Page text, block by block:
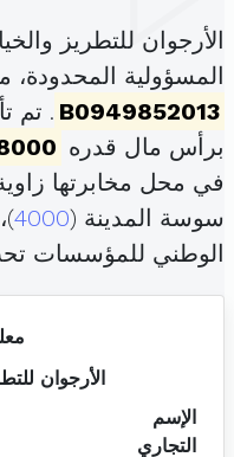
الأرجوان للتطريز
المسؤولية
B0949852013
برأس مال قدره 18000
في محل مخابرتها
سوسة المدينة (4000
الوطني للمؤسسات
الأرجوان
الإسم
التجاري